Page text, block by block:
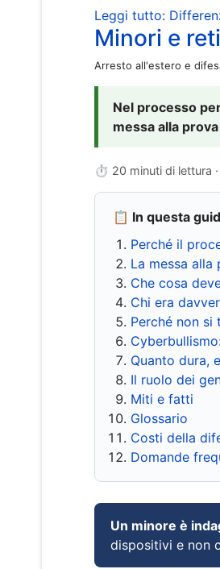
Leggi tutto:
Minori e
Arresto all'estero e
Nel processo
messa alla
⏱ 20 minuti di lettura
📋 In questa
Perché il
La messa
Che cosa
Chi era
Perché non si
Quanto dura,
Il ruolo dei
Miti e fatti
Glossario
Costi della
Domande
Un minore è
dispositivi e non